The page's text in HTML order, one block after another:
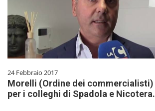
24 Febbraio 2017
Morelli (Ordine dei
per i colleghi di Spadola e Nicotera.